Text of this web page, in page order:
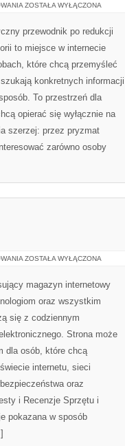
PORADNIK
ZOSTAŁA WYŁĄCZONA
przewodnik po redukcji
to miejsce w internecie
które chcą przemyśleć
konkretnych informacji
To przestrzeń dla
opierać się wyłącznie na
szerzej: przez pryzmat
zarówno osoby
CZYTELNICY
ZOSTAŁA WYŁĄCZONA
magazyn internetowy
oraz wszystkim
się z codziennym
Strona może
dla osób, które chcą
internetu, sieci
oraz
i Recenzje Sprzętu i
pokazana w sposób